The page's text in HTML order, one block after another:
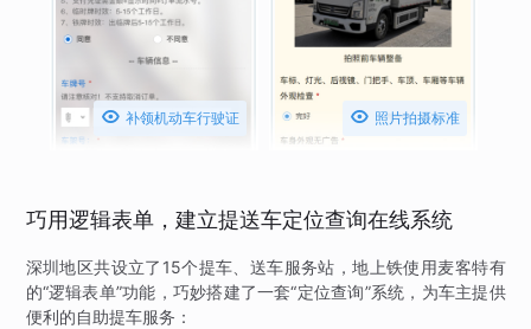
 补领机动车行驶证  照片拍摄标准
巧用逻辑表单，建立提送车定位查询在线系统
深圳地区共设立了15个提车、送车服务站，地上铁使用麦客特有
的“逻辑表单”功能，巧妙搭建了一套“定位查询”系统，为车主提供
便利的自助提车服务：